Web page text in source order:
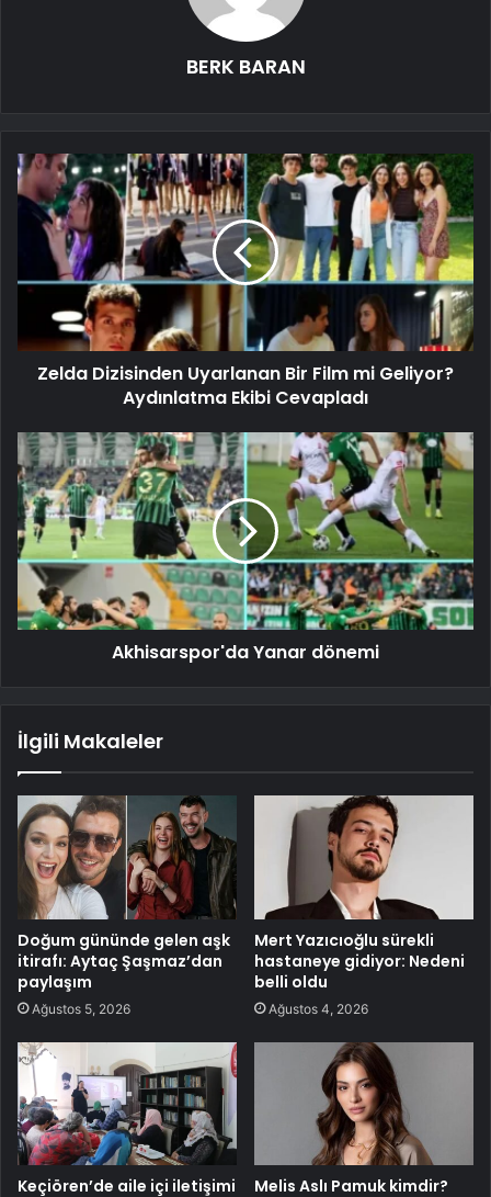
BERK BARAN
Zelda Dizisinden Uyarlanan Bir Film mi Geliyor?
Aydınlatma Ekibi Cevapladı
Akhisarspor'da Yanar dönemi
İlgili Makaleler
Doğum gününde gelen aşk
itirafı: Aytaç Şaşmaz’dan
paylaşım
Ağustos 5, 2026
Mert Yazıcıoğlu sürekli
hastaneye gidiyor: Nedeni
belli oldu
Ağustos 4, 2026
Keçiören’de aile içi iletişimi
Melis Aslı Pamuk kimdir?